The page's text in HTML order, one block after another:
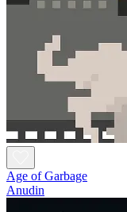
Age of Garbage
Anudin